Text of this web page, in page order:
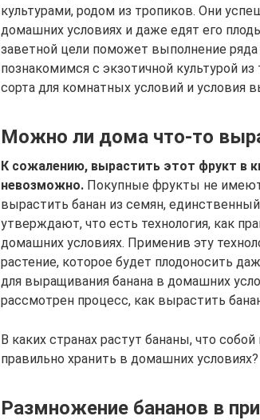
культурами, родом из тропиков. Они
домашних условиях и даже едят его
заветной цели поможет выполнение ряда
познакомимся с экзотичной культурой
сорта для комнатных условий и условия
Можно ли дома что-то
К сожалению, вырастить этот фрукт в
невозможно. Покупные фрукты не имеют
вырастить банан из семян,
утверждают, что есть технология, как
домашних условиях. Применив эту
растение, которое будет плодоносить
для выращивания банана в домашних
рассмотрен процесс, как вырастить
В каких странах растут бананы, что
правильно хранить в домашних условиях?
Размножение бананов в